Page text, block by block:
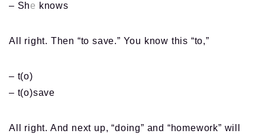
– She knows
All right. Then “to save.” You know this “to,”
– t(o)
– t(o)save
All right. And next up, “doing” and “homework” will
よくある質問